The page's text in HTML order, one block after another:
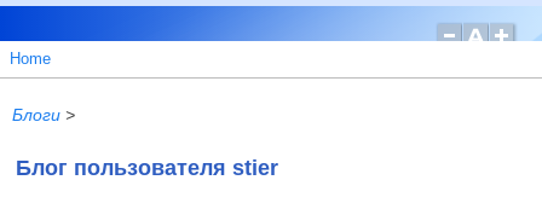
Home
Блоги >
Блог пользователя stier